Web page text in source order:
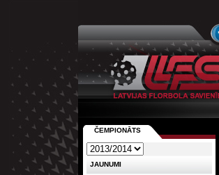
ČEMPIONĀTS
JAUNUMI